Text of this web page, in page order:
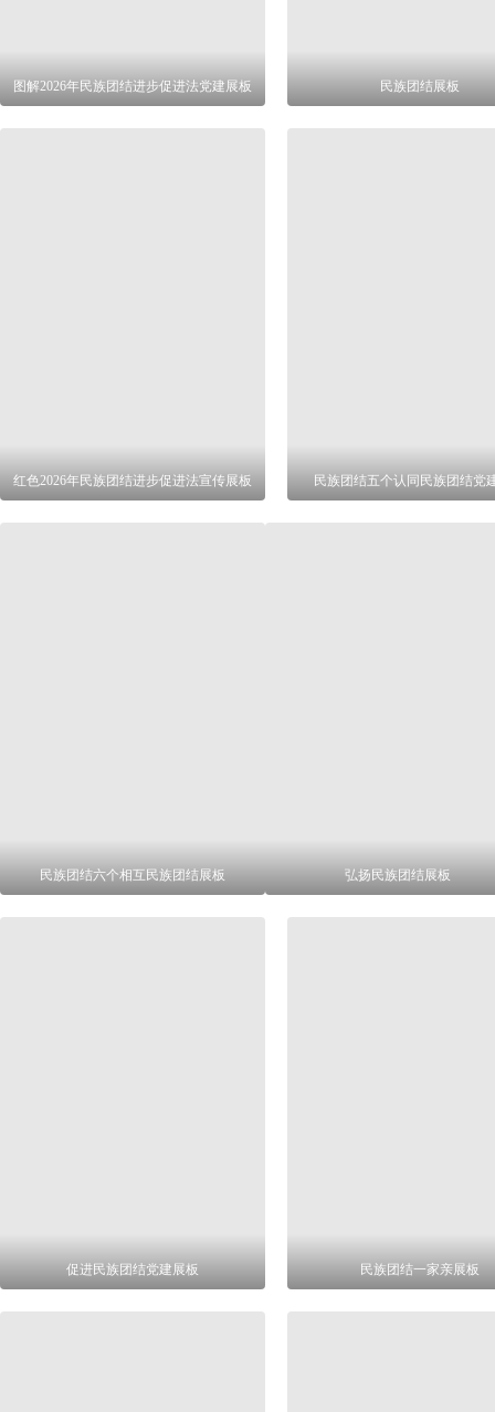
图解2026年民族团结进步促进法党建展板 民族团结展板
红色2026年民族团结进步促进法宣传展板 民族团结五个认同民族团结党
民族团结六个相互民族团结展板 弘扬民族团结展板
促进民族团结党建展板 民族团结一家亲展板